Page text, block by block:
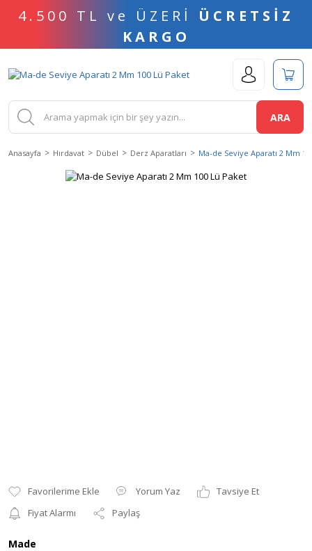
4.500 TL ve ÜZERİ ÜCRETSİZ
KARGO
ARA
Anasayfa Hırdavat Dübel Derz Aparatları Ma-de Seviye Aparatı 2 Mm
Yorum Yaz
Tavsiye Et
Fiyat Alarmı
Paylaş
Made